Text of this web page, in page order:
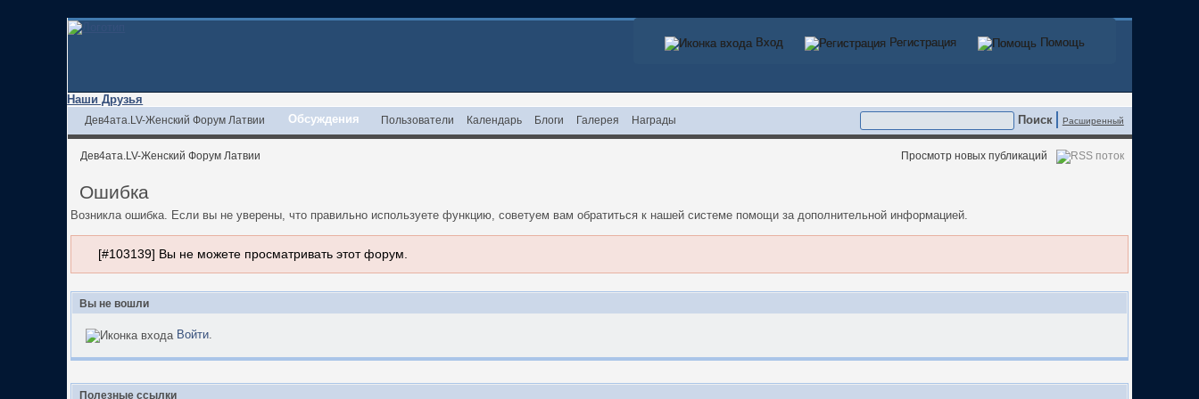
Вход Регистрация Помощь
Вход Регистрация Помощь
Наши Друзья
Расширенный
Дев4ата.LV-Женский Форум Латвии Обсуждения Пользователи Календарь Блоги Галерея Награды
Дев4ата.LV-Женский Форум Латвии Просмотр новых публикаций
Ошибка
Возникла ошибка. Если вы не уверены, что правильно используете функцию, советуем вам обратиться к нашей системе помощи за дополнительной информацией.
[#103139] Вы не можете просматривать этот форум.
Вы не вошли
Войти.
Полезные ссылки